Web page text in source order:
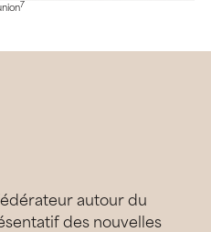
7
autour du
des nouvelles